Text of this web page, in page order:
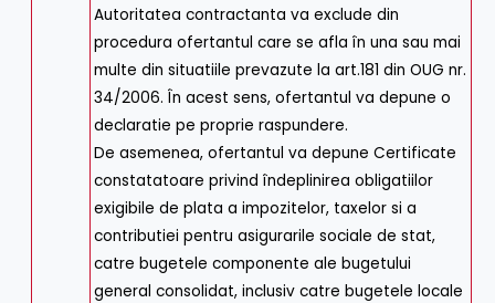
Autoritatea contractanta va exclude din
procedura ofertantul care se afla în una sau mai
multe din situatiile prevazute la art.181 din OUG nr.
34/2006. În acest sens, ofertantul va depune o
declaratie pe proprie raspundere.
De asemenea, ofertantul va depune Certificate
constatatoare privind îndeplinirea obligatiilor
exigibile de plata a impozitelor, taxelor si a
contributiei pentru asigurarile sociale de stat,
catre bugetele componente ale bugetului
general consolidat, inclusiv catre bugetele locale